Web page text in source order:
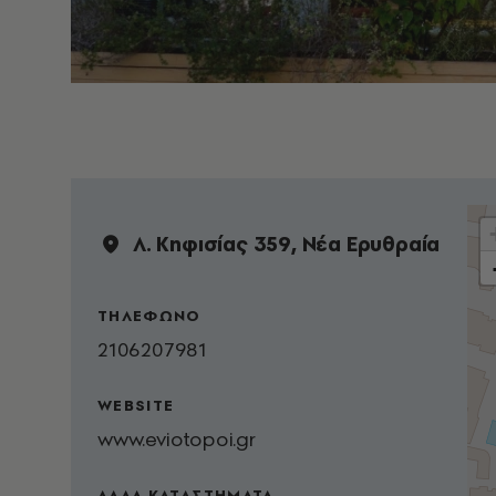
Λ. Κηφισίας 359, Νέα Ερυθραία
ΤΗΛΕΦΩΝΟ
2106207981
WEBSITE
www.eviotopoi.gr